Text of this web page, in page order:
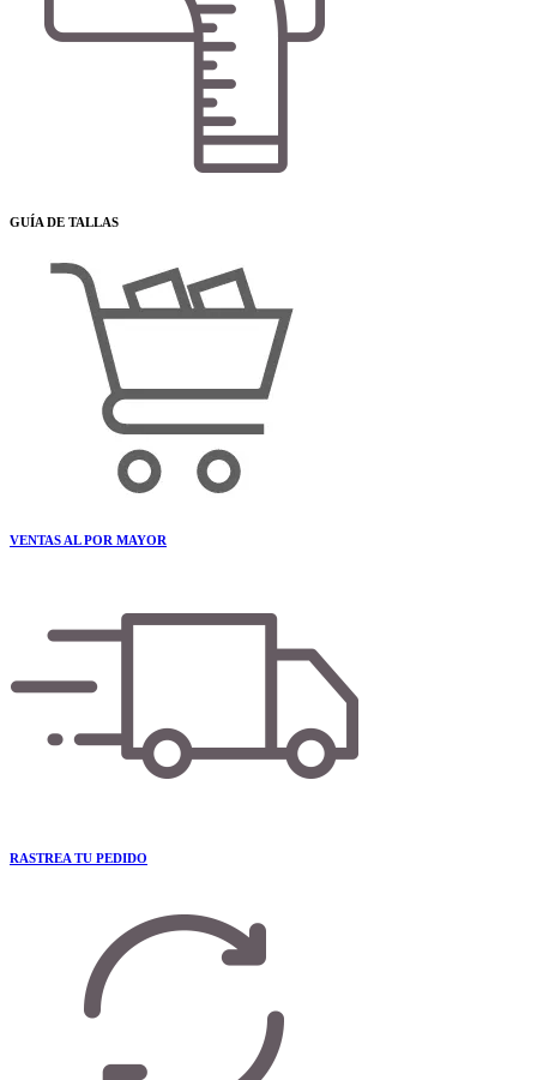
GUÍA DE TALLAS
VENTAS AL POR MAYOR
RASTREA TU PEDIDO